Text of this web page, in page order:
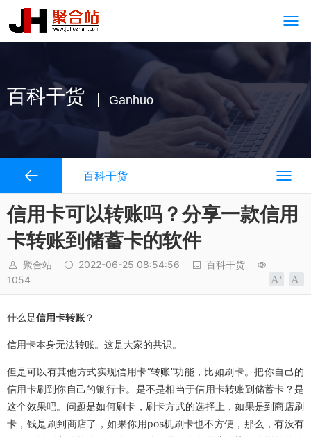
百科干货 Ganhuo
百科干货
信用卡可以转账吗？分享一款信用
卡转账到储蓄卡的软件
聚合站 2022-06-25 08:54:56
百科干货
1054
什么是信用卡转账 ？
信用卡本身无法转账。这是大家的共识。
但是可以有其他方式实现信用卡“转账”功能，比如刷卡。把你自己的
信用卡刷到你自己的银行卡。是不是相当于信用卡转账到储蓄卡？是
这个效果吧。问题是如何刷卡，刷卡方式的选择上，如果是到商店刷
卡，钱是刷到商店了，如果你用pos机刷卡也不方便，那么，有没有